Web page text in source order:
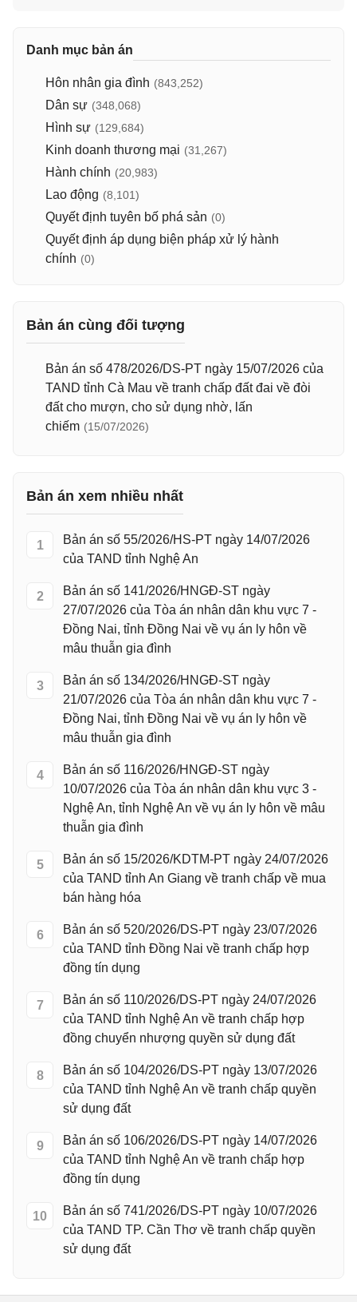
Danh mục bản án
Hôn nhân gia đình (843,252)
Dân sự (348,068)
Hình sự (129,684)
Kinh doanh thương mại (31,267)
Hành chính (20,983)
Lao động (8,101)
Quyết định tuyên bố phá sản (0)
Quyết định áp dụng biện pháp xử lý hành
chính (0)
Bản án cùng đối tượng
Bản án số 478/2026/DS-PT ngày 15/07/2026 của
TAND tỉnh Cà Mau về tranh chấp đất đai về đòi
đất cho mượn, cho sử dụng nhờ, lấn
chiếm (15/07/2026)
Bản án xem nhiều nhất
1
Bản án số 55/2026/HS-PT ngày 14/07/2026
của TAND tỉnh Nghệ An
2
Bản án số 141/2026/HNGĐ-ST ngày
27/07/2026 của Tòa án nhân dân khu vực 7 -
Đồng Nai, tỉnh Đồng Nai về vụ án ly hôn về
mâu thuẫn gia đình
3
Bản án số 134/2026/HNGĐ-ST ngày
21/07/2026 của Tòa án nhân dân khu vực 7 -
Đồng Nai, tỉnh Đồng Nai về vụ án ly hôn về
mâu thuẫn gia đình
4
Bản án số 116/2026/HNGĐ-ST ngày
10/07/2026 của Tòa án nhân dân khu vực 3 -
Nghệ An, tỉnh Nghệ An về vụ án ly hôn về mâu
thuẫn gia đình
5
Bản án số 15/2026/KDTM-PT ngày 24/07/2026
của TAND tỉnh An Giang về tranh chấp về mua
bán hàng hóa
6
Bản án số 520/2026/DS-PT ngày 23/07/2026
của TAND tỉnh Đồng Nai về tranh chấp hợp
đồng tín dụng
7
Bản án số 110/2026/DS-PT ngày 24/07/2026
của TAND tỉnh Nghệ An về tranh chấp hợp
đồng chuyển nhượng quyền sử dụng đất
8
Bản án số 104/2026/DS-PT ngày 13/07/2026
của TAND tỉnh Nghệ An về tranh chấp quyền
sử dụng đất
9
Bản án số 106/2026/DS-PT ngày 14/07/2026
của TAND tỉnh Nghệ An về tranh chấp hợp
đồng tín dụng
10
Bản án số 741/2026/DS-PT ngày 10/07/2026
của TAND TP. Cần Thơ về tranh chấp quyền
sử dụng đất